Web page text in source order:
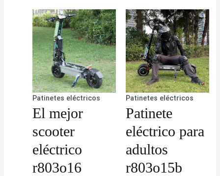
Patinetes eléctricos
El mejor
scooter
eléctrico
r803o16
Patinetes eléctricos
Patinete
eléctrico para
adultos
r803o15b